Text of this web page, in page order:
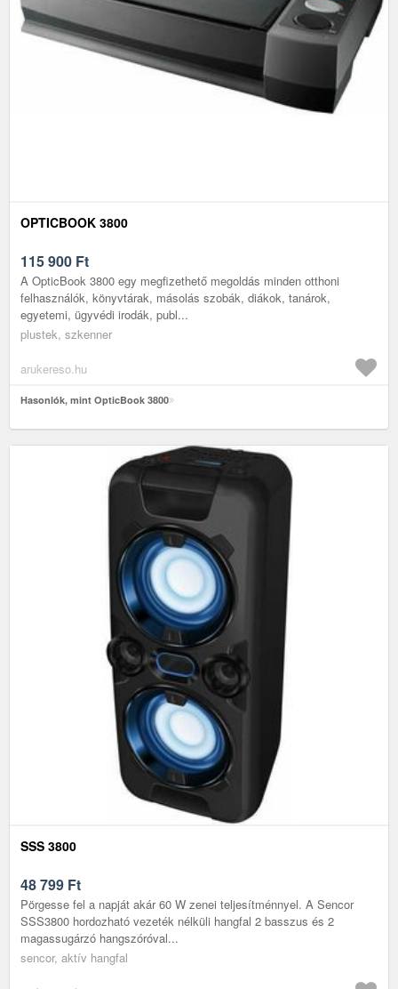
OPTICBOOK 3800
115 900 Ft
A OpticBook 3800 egy megfizethető megoldás minden otthoni
felhasználók, könyvtárak, másolás szobák, diákok, tanárok,
egyetemi, ügyvédi irodák, publ...
plustek, szkenner
arukereso.hu
Hasonlók, mint OpticBook 3800
SSS 3800
48 799 Ft
Pörgesse fel a napját akár 60 W zenei teljesítménnyel. A Sencor
SSS3800 hordozható vezeték nélküli hangfal 2 basszus és 2
magassugárzó hangszóróval...
sencor, aktív hangfal